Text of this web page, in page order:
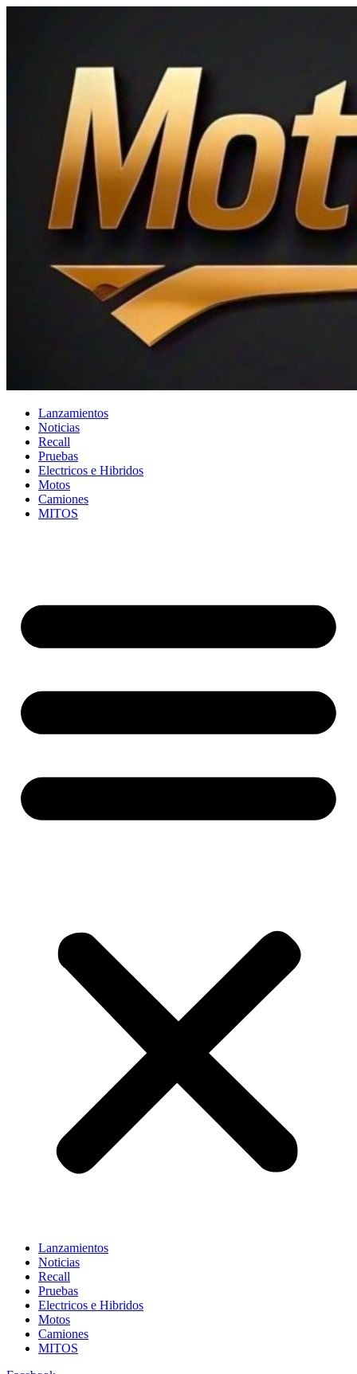
Lanzamientos
Noticias
Recall
Pruebas
Electricos e Hibridos
Motos
Camiones
MITOS
Lanzamientos
Noticias
Recall
Pruebas
Electricos e Hibridos
Motos
Camiones
MITOS